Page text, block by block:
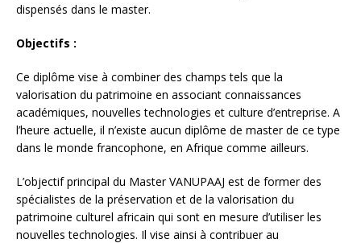
dispensés dans le master.
Objectifs :
Ce diplôme vise à combiner des champs tels que la
valorisation du patrimoine en associant connaissances
académiques, nouvelles technologies et culture d’entreprise. A
l’heure actuelle, il n’existe aucun diplôme de master de ce type
dans le monde francophone, en Afrique comme ailleurs.
L’objectif principal du Master VANUPAAJ est de former des
spécialistes de la préservation et de la valorisation du
patrimoine culturel africain qui sont en mesure d’utiliser les
nouvelles technologies. Il vise ainsi à contribuer au